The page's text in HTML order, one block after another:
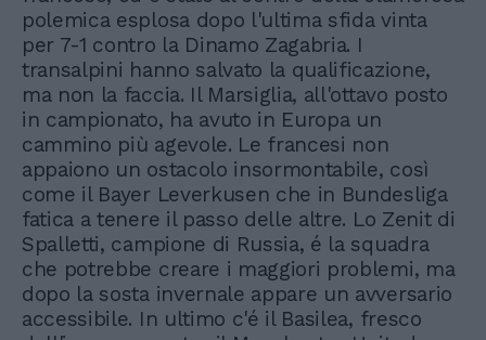
polemica esplosa dopo l'ultima sfida vinta
per 7-1 contro la Dinamo Zagabria. I
transalpini hanno salvato la qualificazione,
ma non la faccia. Il Marsiglia, all'ottavo posto
in campionato, ha avuto in Europa un
cammino più agevole. Le francesi non
appaiono un ostacolo insormontabile, così
come il Bayer Leverkusen che in Bundesliga
fatica a tenere il passo delle altre. Lo Zenit di
Spalletti, campione di Russia, é la squadra
che potrebbe creare i maggiori problemi, ma
dopo la sosta invernale appare un avversario
accessibile. In ultimo c'é il Basilea, fresco